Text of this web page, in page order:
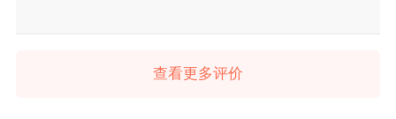
查看更多评价